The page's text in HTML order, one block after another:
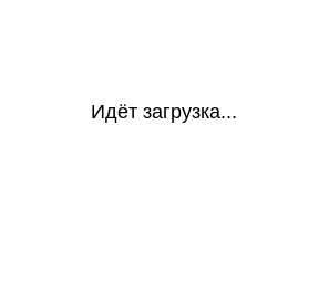
Идёт загрузка...